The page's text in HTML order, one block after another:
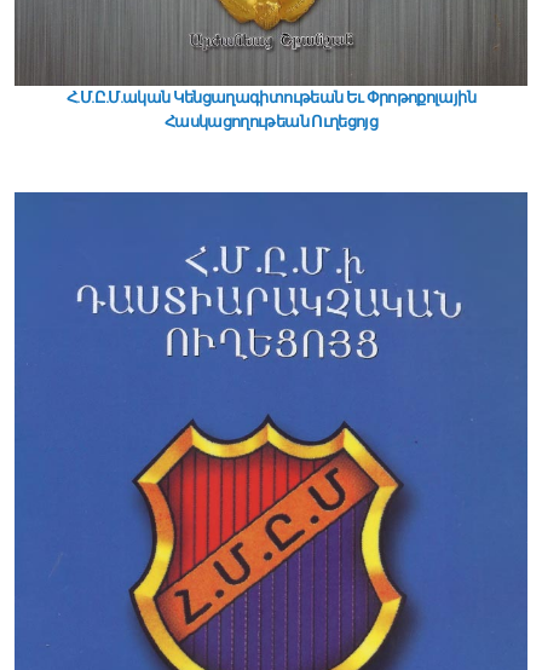
Հ.Մ.Ը.Մ.ական Կենցաղագիտութեան Եւ Փրոթոքոլային
Հասկացողութեան Ուղեցոյց